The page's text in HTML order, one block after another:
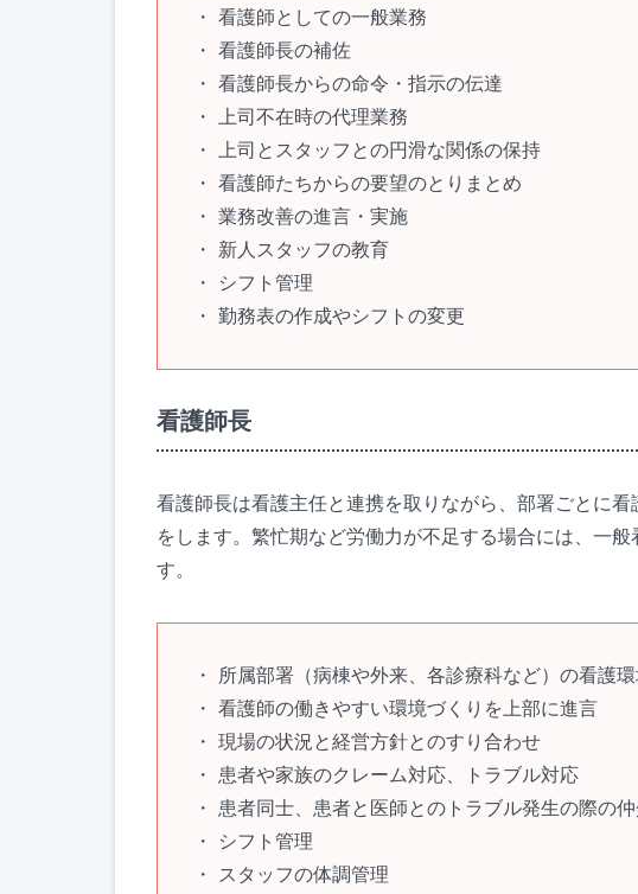
看護師としての一般業務
看護師長の補佐
看護師長からの命令・指示の伝達
上司不在時の代理業務
上司とスタッフとの円滑な関係の保持
看護師たちからの要望のとりまとめ
業務改善の進言・実施
新人スタッフの教育
シフト管理
勤務表の作成やシフトの変更
看護師長
看護師長は看護主任と連携を取りながら、部署ごとに
をします。繁忙期など労働力が不足する場合には、一
す。
所属部署（病棟や外来、各診療科など）の看護
看護師の働きやすい環境づくりを上部に進言
現場の状況と経営方針とのすり合わせ
患者や家族のクレーム対応、トラブル対応
患者同士、患者と医師とのトラブル発生の際の
シフト管理
スタッフの体調管理